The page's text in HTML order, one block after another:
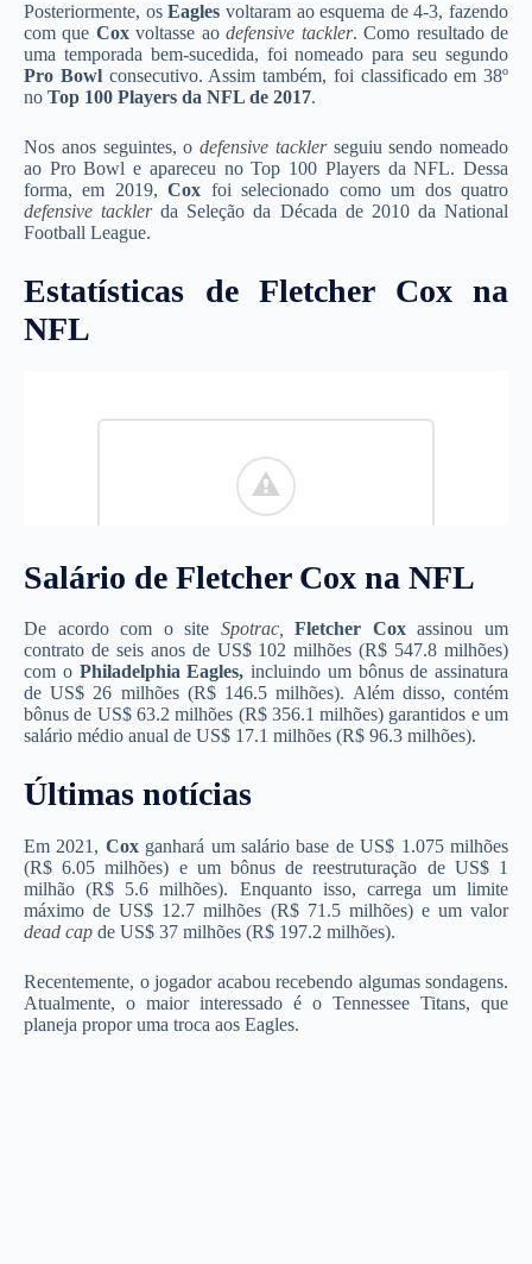
Posteriormente, osEagles voltaram ao esquema de 4-3, fazendo
com que Coxvoltasse aodefensive tackler. Como resultado de
uma temporada bem-sucedida, foi nomeado para seu segundo
Pro Bowlconsecutivo. Assim também, foi classificado em 38º
no Top 100 Players da NFL de 2017.
Nos anos seguintes, o defensive tackler seguiu sendo nomeado
ao Pro Bowl e apareceu no Top 100 Players da NFL. Dessa
forma, em 2019,Cox foi selecionado como um dos quatro
defensive tacklerda Seleção da Década de 2010 da National
Football League.
Estatísticas de Fletcher Cox na
NFL
Salário de Fletcher Cox na NFL
De acordo com o site Spotrac,Fletcher Coxassinou um
contrato de seis anos de US$ 102 milhões (R$ 547.8 milhões)
com o Philadelphia Eagles, incluindo um bônus de assinatura
de US$ 26 milhões (R$ 146.5 milhões). Além disso, contém
bônus de US$ 63.2 milhões (R$ 356.1 milhões) garantidos e um
salário médio anual de US$ 17.1 milhões (R$ 96.3 milhões).
Últimas notícias
Em 2021, Coxganhará um salário base de US$ 1.075 milhões
(R$ 6.05 milhões) e um bônus de reestruturação de US$ 1
milhão (R$ 5.6 milhões). Enquanto isso, carrega um limite
máximo de US$ 12.7 milhões (R$ 71.5 milhões) e um valor
dead cap de US$ 37 milhões (R$ 197.2 milhões).
Recentemente, o jogador acabou recebendo algumas sondagens.
Atualmente, o maior interessado é o Tennessee Titans, que
planeja propor uma troca aos Eagles.